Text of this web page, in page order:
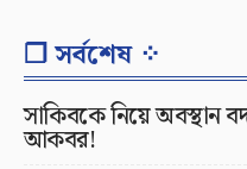
❐ সর্বশেষ ⁘
সাকিবকে নিয়ে অবস্থান
আকবর!